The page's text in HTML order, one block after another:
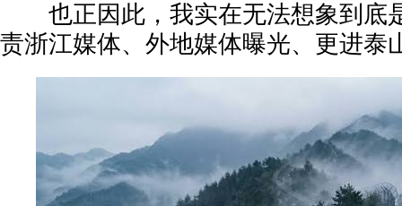
也正因此，我实在无法想象到底
责浙江媒体、外地媒体曝光、更进泰